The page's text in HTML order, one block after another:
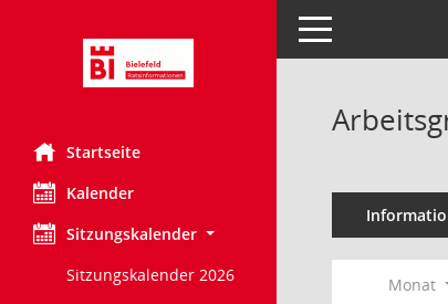
Startseite
Kalender
Sitzungskalender
Sitzungskalender 2026
Toggle navigation
Monat